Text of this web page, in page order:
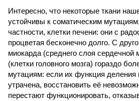
Интересно, что некоторые ткани
устойчивы к соматическим
частности, клетки печени: они с
процветая бесконечно долго. С
миокарда (среднего слоя
(клетки головного мозга) гораздо
мутациям: если их функция деления
утрачена, восстановить её
перестают функционировать,